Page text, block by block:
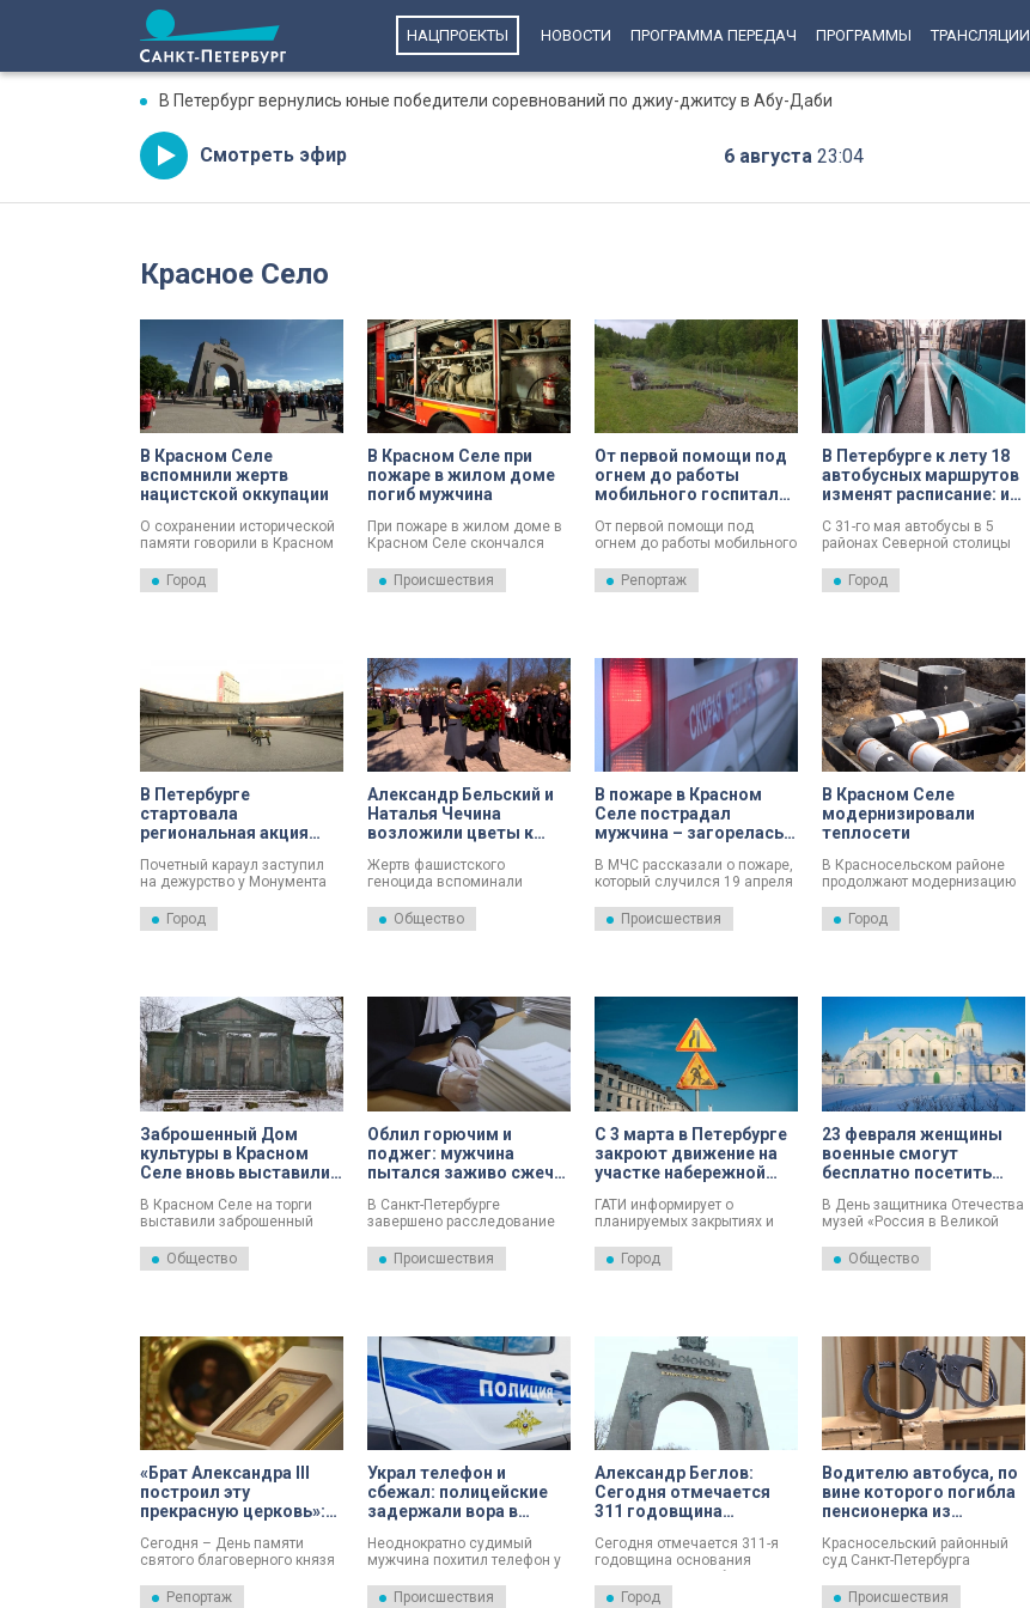
НАЦПРОЕКТЫ НОВОСТИ ПРОГРАММА ПЕРЕДАЧ ПРОГРАММЫ ТРАНСЛЯЦИИ
В Петербург вернулись юные победители соревнований по джиу-джитсу в Абу-Даби
Смотреть эфир 6 августа 23:04
Красное Село
В Красном Селе
вспомнили жертв
нацистской оккупации
О сохранении исторической
памяти говорили в Красном
Город
В Красном Селе при
пожаре в жилом доме
погиб мужчина
При пожаре в жилом доме в
Красном Селе скончался
Происшествия
От первой помощи под
огнем до работы
мобильного госпиталя:
масштабные учения
От первой помощи под
огнем до работы мобильного
тактико-специальные учения
«Очаг». Для курсантов –
условиях, приближенных к
реальным.
Репортаж
В Петербурге к лету 18
автобусных маршрутов
изменят расписание: их
электричками
С 31-го мая автобусы в 5
районах Северной столицы
расписание.
Город
В Петербурге
стартовала
региональная акция
Почетный караул заступил
на дежурство у Монумента
Ленинграда – в Петербурге
стартовала региональная
Город
Александр Бельский и
Наталья Чечина
возложили цветы к
нацистских
концлагерей
Жертв фашистского
геноцида вспоминали
парке Красного Села. В
полдень там прошел митинг.
Общество
В пожаре в Красном
Селе пострадал
мужчина – загорелась
В МЧС рассказали о пожаре,
который случился 19 апреля
в Красном Селе.
Происшествия
В Красном Селе
модернизировали
теплосети
В Красносельском районе
продолжают модернизацию
Красном Селе на улице
Лермонтова завершили
Город
Заброшенный Дом
культуры в Красном
Селе вновь выставили
рублей
В Красном Селе на торги
выставили заброшенный
Октябрьской улице, 13а.
Выкупить здание можно за
Общество
Облил горючим и
поджег: мужчина
пытался заживо сжечь
Красном Селе
В Санкт-Петербурге
завершено расследование
отношении мужчины,
обвиняемого в покушении на
пресс-службе Главного
следственного управления
Следственного комитета
России по городу.
Происшествия
С 3 марта в Петербурге
закроют движение на
участке набережной
канала
ГАТИ информирует о
планируемых закрытиях и
движения в Петербурге с 1, 2
и 3 марта.
Город
23 февраля женщины
военные смогут
бесплатно посетить
В День защитника Отечества
музей «Россия в Великой
бесплатно для мужчин и
женщин, проходящих
Общество
«Брат Александра III
построил эту
прекрасную церковь»:
Александра Невского в
Красном Селе
Сегодня – День памяти
святого благоверного князя
небесного покровителя
Репортаж
Украл телефон и
сбежал: полицейские
задержали вора в
районе
Неоднократно судимый
мужчина похитил телефон у
районе. Возбуждено
Происшествия
Александр Беглов:
Сегодня отмечается
311 годовщина
Села
Сегодня отмечается 311-я
годовщина основания
Красного Села. Губернатор
Петербурга Александр
Город
Водителю автобуса, по
вине которого погибла
пенсионерка из
два года колонии
Красносельский районный
суд Санкт-Петербурга
которого признали виновным
Происшествия